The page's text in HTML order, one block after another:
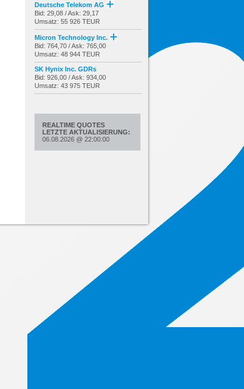
Deutsche Telekom AG
Bid: 29,08 / Ask: 29,17
Umsatz: 55 926 TEUR
Micron Technology Inc.
Bid: 764,70 / Ask: 765,00
Umsatz: 48 944 TEUR
SK Hynix Inc. GDRs
Bid: 926,00 / Ask: 934,00
Umsatz: 43 975 TEUR
REALTIME QUOTES
LETZTE AKTUALISIERUNG:
06.08.2026 @ 22:00:00